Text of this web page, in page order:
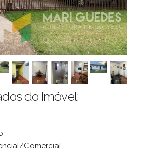
do Imóvel:
Comercial